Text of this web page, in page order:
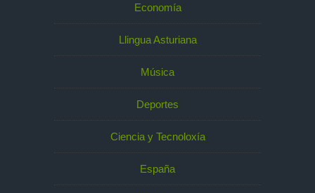
Economía
Llingua Asturiana
Música
Deportes
Ciencia y Tecnoloxía
España